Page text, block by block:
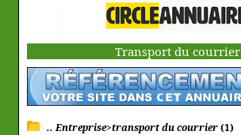
Transport du courrier
.. Entreprise>transport du courrier(1)